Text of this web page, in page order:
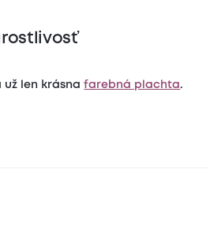
už len krásnafarebná plachta.